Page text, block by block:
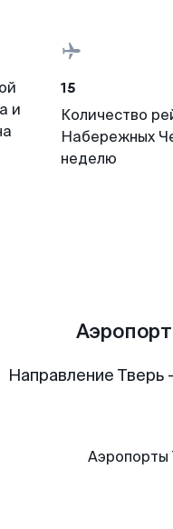
и
15
Количество
Набережных
неделю
Направление
Аэропорты